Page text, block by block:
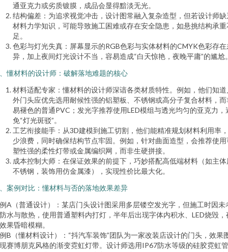
通亚克力或劣质镀膜，成品会显得黯淡无光。
结构偏差：为追求视觉冲击，设计图常融入复杂造型，但若设计师缺
材料力学知识，可能导致施工困难或存在安全隐患，如悬挑结构承重
足。
色彩与灯光失真：屏幕显示的RGB色彩与实体材料的CMYK色彩存在
异，加上夜间灯光设计不当，容易造成“白天惊艳，夜晚平庸”的尴尬
懂材料的设计师：破解落地难题的核心
材料适配专家：懂材料的设计师深谙各类材质特性。例如，他们知道
外门头应优先选用耐候性强的铝塑板、不锈钢或高分子复合材料，而
易褪色的普通PVC；发光字推荐使用LED模组与透光均匀的亚克力，
免“灯光斑驳”。
工艺衔接能手：从3D建模到施工切割，他们能精准规划材料利用率
少浪费，同时确保结构节点牢固。例如，针对曲面造型，会推荐使用
塑性强的柔性灯带或金属编织网，而非生硬拼接。
成本控制大师：在保证效果的前提下，巧妙搭配高低端材料（如主体
不锈钢，装饰用仿金属漆），实现性价比最大化。
案例对比：懂材料与否的落地效果差异
A（普通设计）：某店门头设计图采用多层镂空发光字，但施工时因未
水与散热，使用普通塑料内打灯，半年后出现字体内积水、LED烧毁，
果昏暗模糊。
B（懂材料设计）：“抖汽车装饰”团队为一家改装店设计的门头，效果
赛博朋克风格的渐变霓虹灯带。设计师选用IP67防水等级的硅胶霓虹